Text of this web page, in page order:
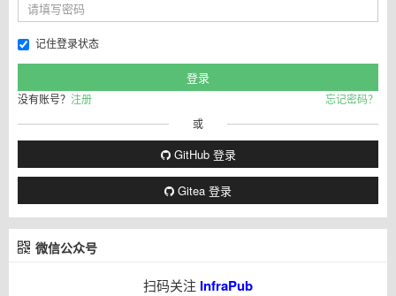
记住登录状态
没有账号？ 注册
忘记密码？
或
GitHub 登录
Gitea 登录
微信公众号
扫码关注 InfraPub